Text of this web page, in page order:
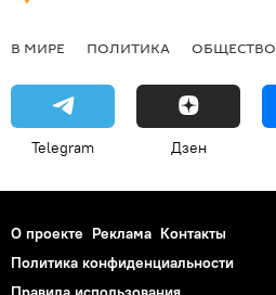
В МИРЕ ПОЛИТИКА ОБЩЕСТВО
Telegram Дзен
О проекте Реклама Контакты
Политика конфиденциальности